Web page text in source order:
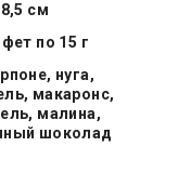
см
по 15 г
нуга,
макаронс,
малина,
шоколад